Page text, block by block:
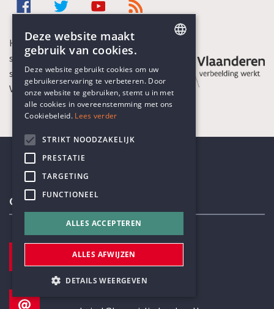
Het Humanistisch Verbond is een
sociaal-culturele organisatie die
subsidies ontvangt van de
Vlaamse Gemeenschap
Contactgegevens
TELEFOON
+32 3 233 70 32
DUTCH
Deze website maakt
gebruik van cookies.
Deze website gebruikt cookies om uw
gebruikerservaring te verbeteren. Door
onze website te gebruiken, stemt u in met
alle cookies in overeenstemming met ons
Cookiebeleid. Lees verder
STRIKT NOODZAKELIJK
PRESTATIE
TARGETING
FUNCTIONEEL
ALLES ACCEPTEREN
ALLES AFWIJZEN
DETAILS WEERGEVEN